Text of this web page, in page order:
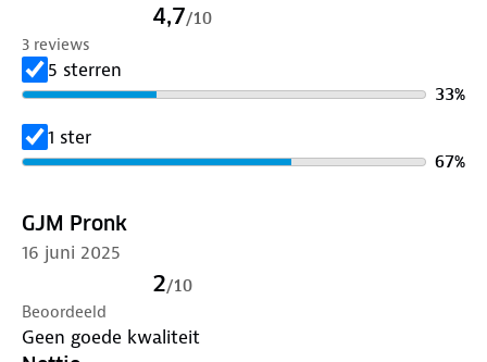
4,7/10
3 reviews
5 sterren
33%
1 ster
67%
GJM Pronk
16 juni 2025
2/10
Beoordeeld
Geen goede kwaliteit